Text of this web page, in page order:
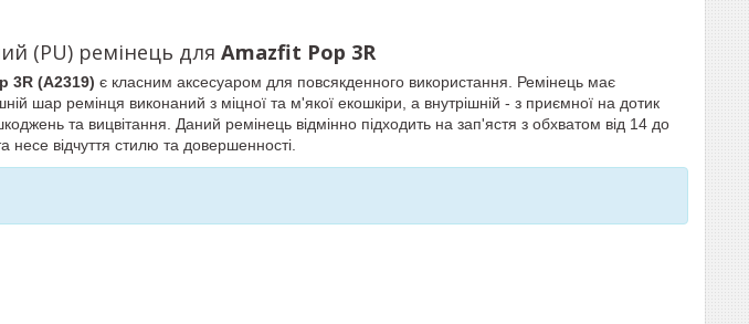
(PU) ремінець для Amazfit Pop 3R
3R (A2319) є класним аксесуаром для повсякденного використання. Ремінець має
шар ремінця виконаний з міцної та м'якої екошкіри, а внутрішній - з приємної на дотик
та вицвітання. Даний ремінець відмінно підходить на зап'ястя з обхватом від 14 до
несе відчуття стилю та довершенності.